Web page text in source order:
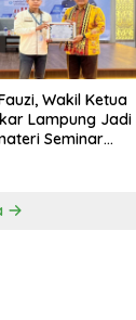
Wakil Ketua
Lampung Jadi
Seminar